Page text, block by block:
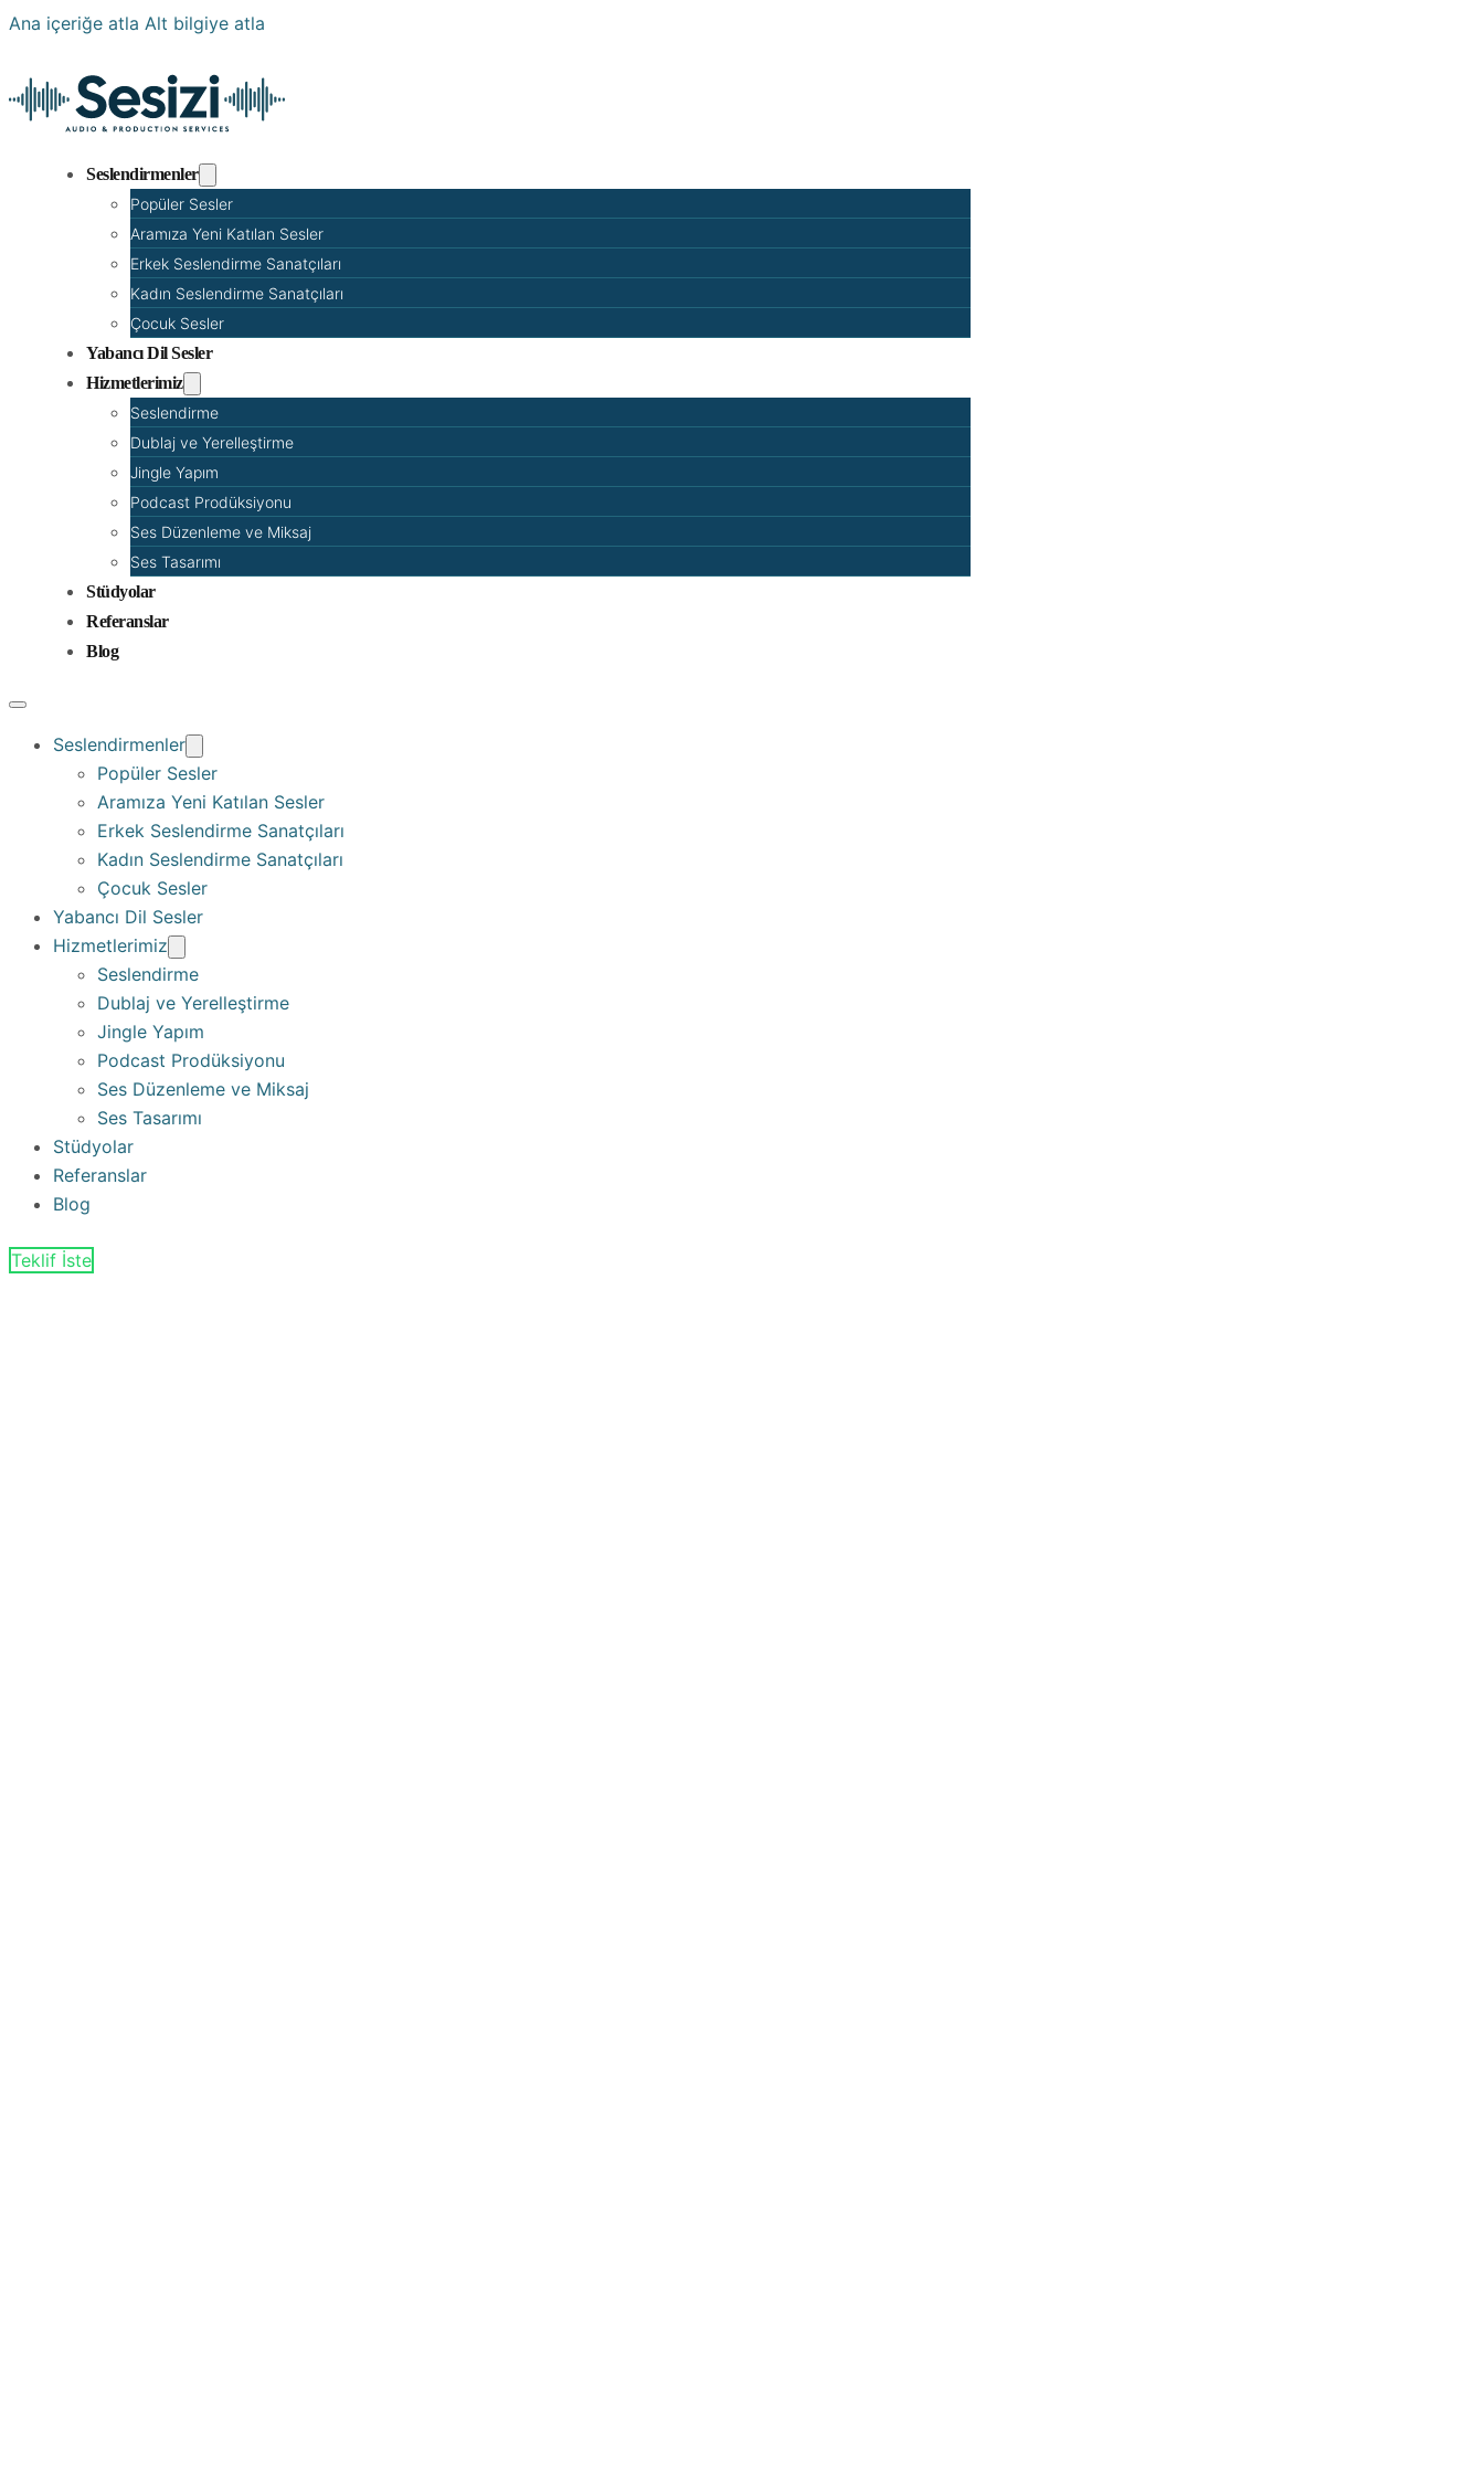
Ana içeriğe atla Alt bilgiye atla
Seslendirmenler
Popüler Sesler
Aramıza Yeni Katılan Sesler
Erkek Seslendirme Sanatçıları
Kadın Seslendirme Sanatçıları
Çocuk Sesler
Yabancı Dil Sesler
Hizmetlerimiz
Seslendirme
Dublaj ve Yerelleştirme
Jingle Yapım
Podcast Prodüksiyonu
Ses Düzenleme ve Miksaj
Ses Tasarımı
Stüdyolar
Referanslar
Blog
Seslendirmenler
Popüler Sesler
Aramıza Yeni Katılan Sesler
Erkek Seslendirme Sanatçıları
Kadın Seslendirme Sanatçıları
Çocuk Sesler
Yabancı Dil Sesler
Hizmetlerimiz
Seslendirme
Dublaj ve Yerelleştirme
Jingle Yapım
Podcast Prodüksiyonu
Ses Düzenleme ve Miksaj
Ses Tasarımı
Stüdyolar
Referanslar
Blog
Teklif İste